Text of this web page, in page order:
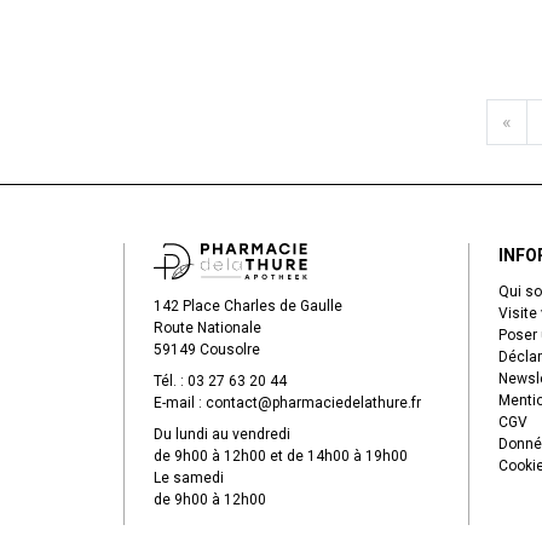
«
142 Place Charles de Gaulle
Route Nationale
59149 Cousolre
Tél. : 03 27 63 20 44
E-mail : contact@pharmaciedelathure.fr
Du lundi au vendredi
de 9h00 à 12h00 et de 14h00 à 19h00
Le samedi
de 9h00 à 12h00
Qui
Visite
CGV